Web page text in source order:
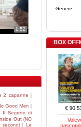
1:52
2 capanne |
Good Men |
Il Segreto di
Out (NO
secondi |Le
Genere:
BOX
€